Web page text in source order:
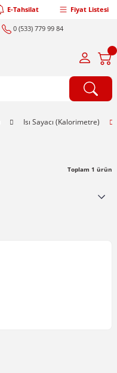
E-Tahsilat Fiyat Listesi
0 (533) 779 99 84
Isı Sayacı (Kalorimetre)
Toplam 1 ürün